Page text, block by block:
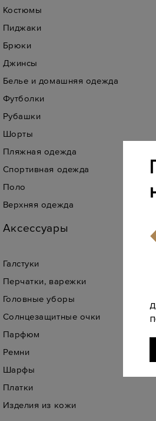
Костюмы
Пиджаки
Брюки
Джинсы
Белье и домашняя одежда
Футболки
Рубашки
Шорты
Пляжная одежда
Спортивная одежда
Поло
Верхняя одежда
Аксессуары
Галстуки
Перчатки, варежки
Головные уборы
Солнцезащитные очки
Парфюм
Ремни
Шарфы
Платки
Изделия из кожи